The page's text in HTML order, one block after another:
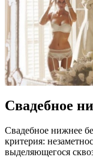
Свадебное
Свадебное нижнее
критерия:
выделяющегося